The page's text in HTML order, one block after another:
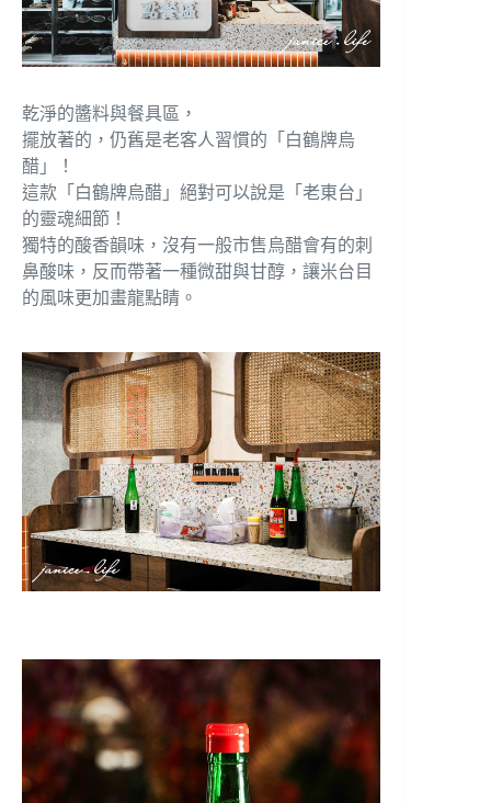
乾淨的醬料與餐具區，
擺放著的，仍舊是老客人習慣的「白鶴牌烏
醋」！
這款「白鶴牌烏醋」絕對可以說是「老東台」
的靈魂細節！
獨特的酸香韻味，沒有一般市售烏醋會有的刺
鼻酸味，反而帶著一種微甜與甘醇，讓米台目
的風味更加畫龍點睛。